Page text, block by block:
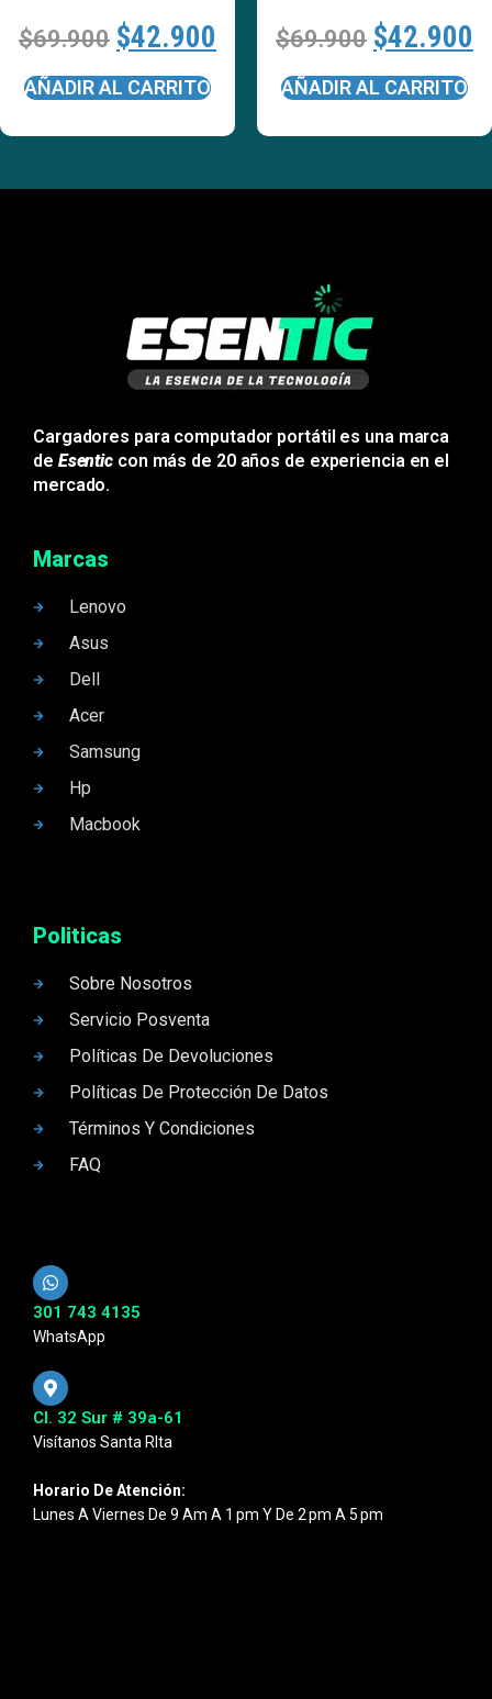
$69.900 $42.900
AÑADIR AL CARRITO
$69.900 $42.900
AÑADIR AL CARRITO
Cargadores para computador portátil es una marca
de Esentic con más de 20 años de experiencia en el
mercado.
Marcas
Lenovo
Asus
Dell
Acer
Samsung
Hp
Macbook
Politicas
Sobre Nosotros
Servicio Posventa
Políticas De Devoluciones
Políticas De Protección De Datos
Términos Y Condiciones
FAQ
301 743 4135
WhatsApp
Cl. 32 Sur # 39a-61
Visítanos Santa RIta
Horario De Atención:
Lunes A Viernes De 9 Am A 1 Pm Y De 2 Pm A 5 Pm